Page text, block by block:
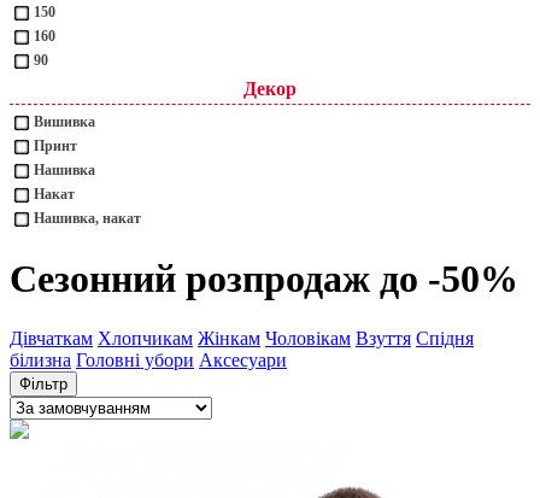
150
160
90
Декор
Вишивка
Принт
Нашивка
Накат
Нашивка, накат
Сезонний розпродаж до -50%
Дівчаткам Хлопчикам Жінкам Чоловікам Взуття Спідня
білизна Головні убори Аксесуари
Фільтр